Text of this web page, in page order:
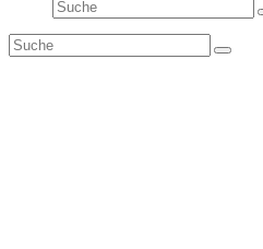
Suche
Suche
Senden